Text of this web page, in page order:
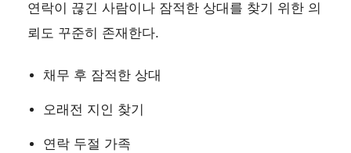
연락이 끊긴 사람이나 잠적한 상대를 찾기 위한 의
뢰도 꾸준히 존재한다.
채무 후 잠적한 상대
오래전 지인 찾기
연락 두절 가족